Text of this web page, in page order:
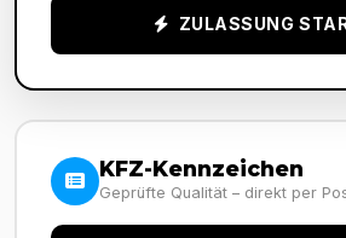
ZULASSUNG
KFZ-Kennzeichen
Geprüfte Qualität – direkt per